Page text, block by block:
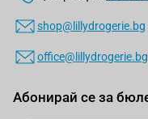
shop@lillydrogerie.bg
office@lillydrogerie.bg
Абонирай се за